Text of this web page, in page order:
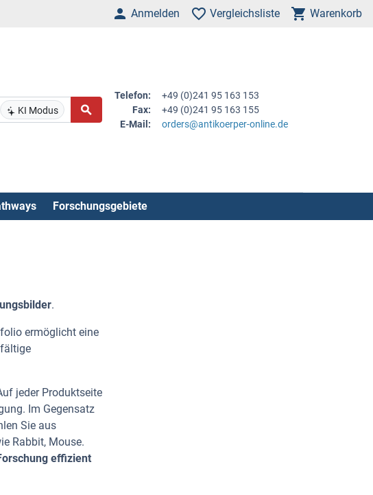
Anmelden Vergleichsliste Warenkorb
KI Modus
Telefon:
+49 (0)241 95 163 153
Fax:
+49 (0)241 95 163 155
E-Mail:
orders@antikoerper-online.de
Forschungsgebiete
.
ermöglicht eine
jeder Produktseite
Im Gegensatz
Sie aus
Rabbit, Mouse.
effizient